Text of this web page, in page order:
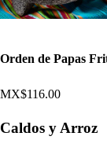
Orden de Papas
MX$116.00
Caldos y Arroz